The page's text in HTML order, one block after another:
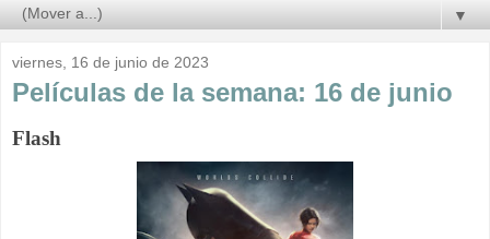
▼
viernes, 16 de junio de 2023
Películas de la semana: 16 de junio
Flash